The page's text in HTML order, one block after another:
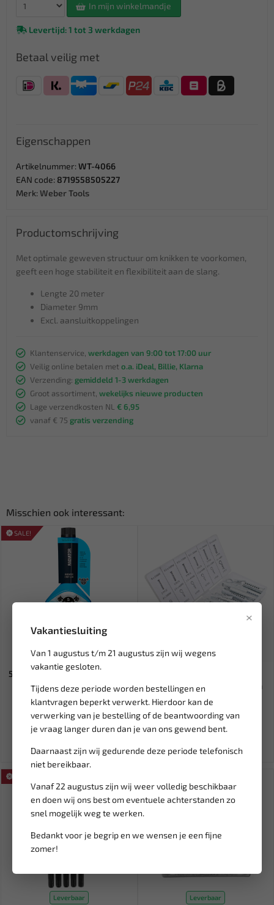
×
Vakantiesluiting
Van 1 augustus t/m 21 augustus zijn wij wegens
vakantie gesloten.
Tijdens deze periode worden bestellingen en
klantvragen beperkt verwerkt. Hierdoor kan de
verwerking van je bestelling of de beantwoording van
je vraag langer duren dan je van ons gewend bent.
Daarnaast zijn wij gedurende deze periode telefonisch
niet bereikbaar.
Vanaf 22 augustus zijn wij weer volledig beschikbaar
en doen wij ons best om eventuele achterstanden zo
snel mogelijk weg te werken.
Bedankt voor je begrip en we wensen je een fijne
zomer!
In mijn winkelmandje
Levertijd: 1 tot 3 werkdagen
Betaal veilig met
Eigenschappen
Artikelnummer: WT-4066
EAN code: 8719558505227
Merk: Weber Tools
Productomschrijving
Met optimale geweven structuur om knikken te voorkomen,
geeft een hoge stabiliteit en flexibiliteit aan de slang.
Lengte 20 meter
Diameter 9mm
Excl. aansluitkoppelingen
Klantenservice, werkdagen van 9:00 tot 17:00 uur
Veilig online betalen met o.a. iDeal, Billie, Klarna
Verzending: gemiddeld 1-3 werkdagen
Groot assortiment, wekelijks nieuwe producten
Lage verzendkosten NL € 6,95
vanaf € 75 gratis verzending
Misschien ook interessant:
SALE!
Leverbaar
5IN1 radiator stop leak 310 ML
687014
12,89
15,16
Ex. btw: € 10,65
Leverbaar
borgpennen en gaffelpennen
(56st...
12,50
Ex. btw: € 10,33
Leverbaar Leverbaar